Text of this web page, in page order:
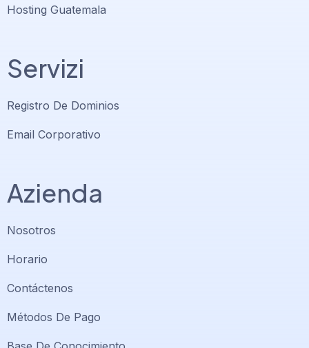
Hosting Guatemala
Servizi
Registro De Dominios
Email Corporativo
Azienda
Nosotros
Horario
Contáctenos
Métodos De Pago